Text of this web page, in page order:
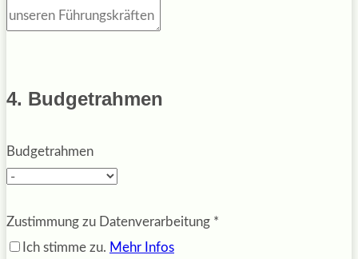
4. Budgetrahmen
Budgetrahmen
Zustimmung zu Datenverarbeitung *
Ich stimme zu. Mehr Infos